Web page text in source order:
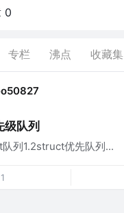
0
专栏 沸点 收藏集
队列
队列1.2struct优先队列...
1